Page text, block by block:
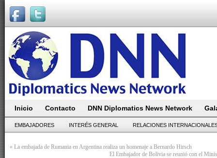
Inicio Contacto DNN Diplomatics News Network
EMBAJADORES INTERÉS GENERAL RELACIONES
« La embajada de Rumania en Argentina realiza un homenaje a Bernardo Hirsch
El Embajador de Bolivia se reunió con el